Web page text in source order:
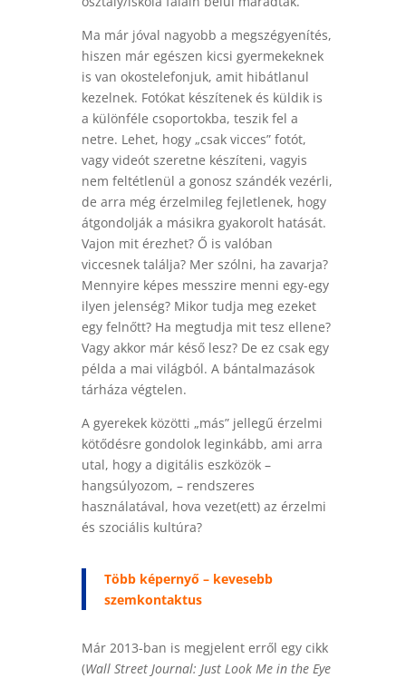
Ma már jóval nagyobb a megszégyenítés,
hiszen már egészen kicsi gyermekeknek
is van okostelefonjuk, amit hibátlanul
kezelnek. Fotókat készítenek és küldik is
a különféle csoportokba, teszik fel a
netre. Lehet, hogy „csak vicces” fotót,
vagy videót szeretne készíteni, vagyis
nem feltétlenül a gonosz szándék vezérli,
de arra még érzelmileg fejletlenek, hogy
átgondolják a másikra gyakorolt hatását.
Vajon mit érezhet? Ő is valóban
viccesnek találja? Mer szólni, ha zavarja?
Mennyire képes messzire menni egy-egy
ilyen jelenség? Mikor tudja meg ezeket
egy felnőtt? Ha megtudja mit tesz ellene?
Vagy akkor már késő lesz? De ez csak egy
példa a mai világból. A bántalmazások
tárháza végtelen.
A gyerekek közötti „más” jellegű érzelmi
kötődésre gondolok leginkább, ami arra
utal, hogy a digitális eszközök –
hangsúlyozom, – rendszeres
használatával, hova vezet(ett) az érzelmi
és szociális kultúra?
Több képernyő – kevesebb
szemkontaktus
Már 2013-ban is megjelent erről egy cikk
(Wall Street Journal: Just Look Me in the Eye